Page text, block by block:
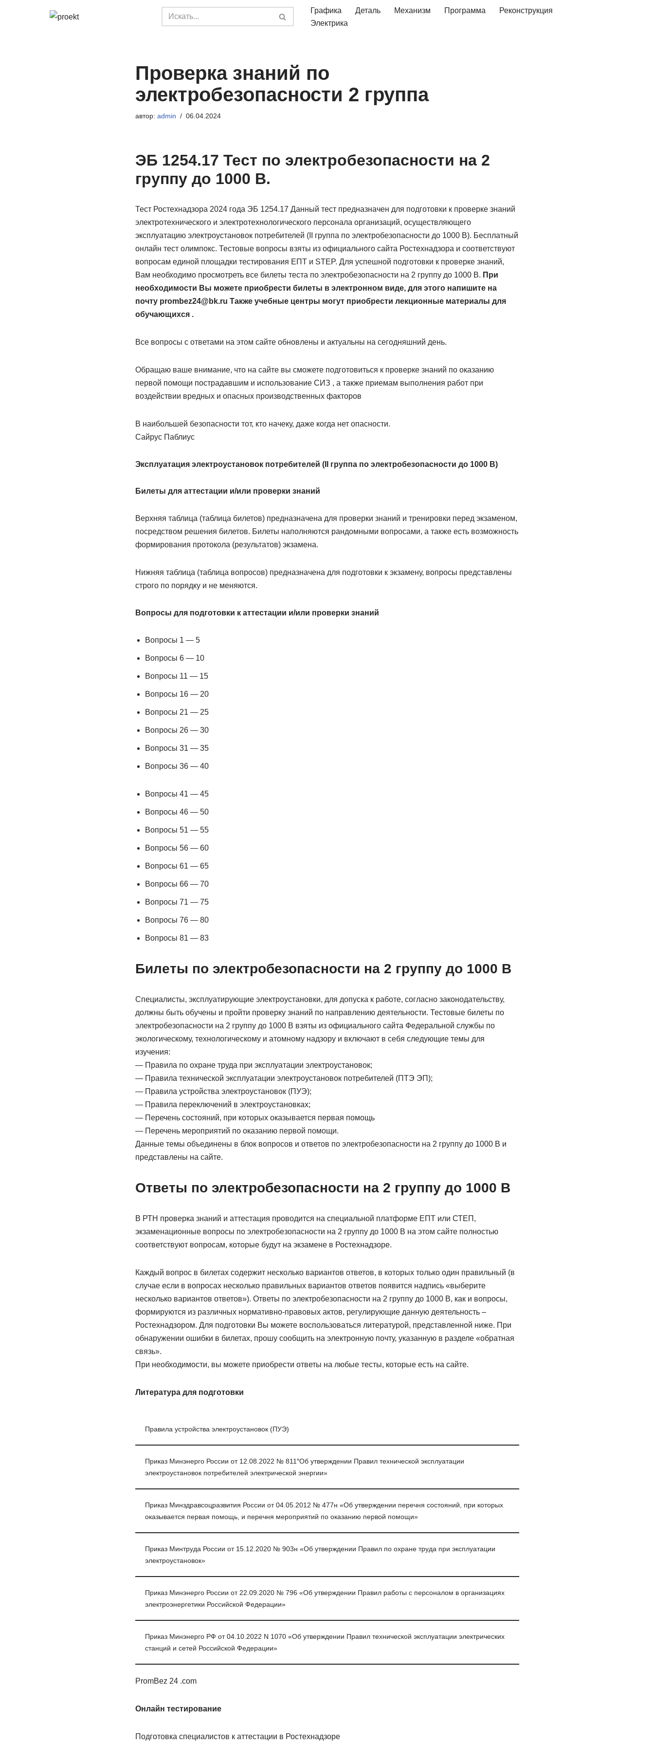
Графика Деталь Механизм Программа
Реконструкция
Электрика
Проверка знаний по
электробезопасности 2 группа
автор: admin 06.04.2024
ЭБ 1254.17 Тест по электробезопасности на 2
группу до 1000 В.
Тест Ростехнадзора 2024 года ЭБ 1254.17 Данный тест предназначен для подготовки к проверке знаний
электротехнического и электротехнологического персонала организаций, осуществляющего
эксплуатацию электроустановок потребителей (II группа по электробезопасности до 1000 В). Бесплатный
онлайн тест олимпокс. Тестовые вопросы взяты из официального сайта Ростехнадзора и соответствуют
вопросам единой площадки тестирования ЕПТ и STEP. Для успешной подготовки к проверке знаний,
Вам необходимо просмотреть все билеты теста по электробезопасности на 2 группу до 1000 В. При
необходимости Вы можете приобрести билеты в электронном виде, для этого напишите на
почту prombez24@bk.ru Также учебные центры могут приобрести лекционные материалы для
обучающихся .
Все вопросы с ответами на этом сайте обновлены и актуальны на сегодняшний день.
Обращаю ваше внимание, что на сайте вы сможете подготовиться к проверке знаний по оказанию
первой помощи пострадавшим и использование СИЗ , а также приемам выполнения работ при
воздействии вредных и опасных производственных факторов
В наибольшей безопасности тот, кто начеку, даже когда нет опасности.
Сайрус Паблиус
Эксплуатация электроустановок потребителей (II группа по электробезопасности до 1000 В)
Билеты для аттестации и/или проверки знаний
Верхняя таблица (таблица билетов) предназначена для проверки знаний и тренировки перед экзаменом,
посредством решения билетов. Билеты наполняются рандомными вопросами, а также есть возможность
формирования протокола (результатов) экзамена.
Нижняя таблица (таблица вопросов) предназначена для подготовки к экзамену, вопросы представлены
строго по порядку и не меняются.
Вопросы для подготовки к аттестации и/или проверки знаний
Вопросы 1 — 5
Вопросы 6 — 10
Вопросы 11 — 15
Вопросы 16 — 20
Вопросы 21 — 25
Вопросы 26 — 30
Вопросы 31 — 35
Вопросы 36 — 40
Вопросы 41 — 45
Вопросы 46 — 50
Вопросы 51 — 55
Вопросы 56 — 60
Вопросы 61 — 65
Вопросы 66 — 70
Вопросы 71 — 75
Вопросы 76 — 80
Вопросы 81 — 83
Билеты по электробезопасности на 2 группу до 1000 В
Специалисты, эксплуатирующие электроустановки, для допуска к работе, согласно законодательству,
должны быть обучены и пройти проверку знаний по направлению деятельности. Тестовые билеты по
электробезопасности на 2 группу до 1000 В взяты из официального сайта Федеральной службы по
экологическому, технологическому и атомному надзору и включают в себя следующие темы для
изучения:
— Правила по охране труда при эксплуатации электроустановок;
— Правила технической эксплуатации электроустановок потребителей (ПТЭ ЭП);
— Правила устройства электроустановок (ПУЭ);
— Правила переключений в электроустановках;
— Перечень состояний, при которых оказывается первая помощь
— Перечень мероприятий по оказанию первой помощи.
Данные темы объединены в блок вопросов и ответов по электробезопасности на 2 группу до 1000 В и
представлены на сайте.
Ответы по электробезопасности на 2 группу до 1000 В
В РТН проверка знаний и аттестация проводится на специальной платформе ЕПТ или СТЕП,
экзаменационные вопросы по электробезопасности на 2 группу до 1000 В на этом сайте полностью
соответствуют вопросам, которые будут на экзамене в Ростехнадзоре.
Каждый вопрос в билетах содержит несколько вариантов ответов, в которых только один правильный (в
случае если в вопросах несколько правильных вариантов ответов появится надпись «выберите
несколько вариантов ответов»). Ответы по электробезопасности на 2 группу до 1000 В, как и вопросы,
формируются из различных нормативно-правовых актов, регулирующие данную деятельность –
Ростехнадзором. Для подготовки Вы можете воспользоваться литературой, представленной ниже. При
обнаружении ошибки в билетах, прошу сообщить на электронную почту, указанную в разделе «обратная
связь».
При необходимости, вы можете приобрести ответы на любые тесты, которые есть на сайте.
Литература для подготовки
Правила устройства электроустановок (ПУЭ)
Приказ Минэнерго России от 12.08.2022 № 811″Об утверждении Правил технической эксплуатации
электроустановок потребителей электрической энергии»
Приказ Минздравсоцразвития России от 04.05.2012 № 477н «Об утверждении перечня состояний, при которых
оказывается первая помощь, и перечня мероприятий по оказанию первой помощи»
Приказ Минтруда России от 15.12.2020 № 903н «Об утверждении Правил по охране труда при эксплуатации
электроустановок»
Приказ Минэнерго России от 22.09.2020 № 796 «Об утверждении Правил работы с персоналом в организациях
электроэнергетики Российской Федерации»
Приказ Минэнерго РФ от 04.10.2022 N 1070 «Об утверждении Правил технической эксплуатации электрических
станций и сетей Российской Федерации»
PromBez 24 .com
Онлайн тестирование
Подготовка специалистов к аттестации в Ростехнадзоре